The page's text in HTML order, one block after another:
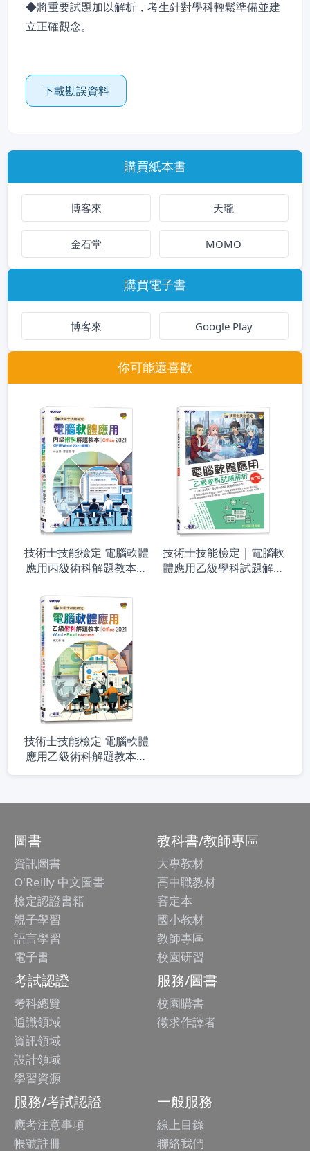
◆將重要試題加以解析，考生針對學科輕鬆準備並建
立正確觀念。
下載勘誤資料
購買紙本書
博客來 天瓏
金石堂 MOMO
購買電子書
博客來 Google Play
你可能還喜歡
技術士技能檢定 電腦軟體
應用丙級術科解題教本｜
技術士技能檢定｜電腦軟
體應用乙級學科試題解析
技術士技能檢定 電腦軟體
應用乙級術科解題教本｜
Office 2021
圖書
資訊圖書
O'Reilly 中文圖書
檢定認證書籍
親子學習
語言學習
電子書
教科書/教師專區
大專教材
高中職教材
審定本
國小教材
教師專區
校園研習
考試認證
考科總覽
通識領域
資訊領域
設計領域
學習資源
服務/圖書
校園購書
徵求作譯者
服務/考試認證
應考注意事項
帳號註冊
一般服務
線上目錄
聯絡我們